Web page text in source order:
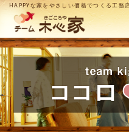
HAPPYな家をやさしい価格でつくる工務